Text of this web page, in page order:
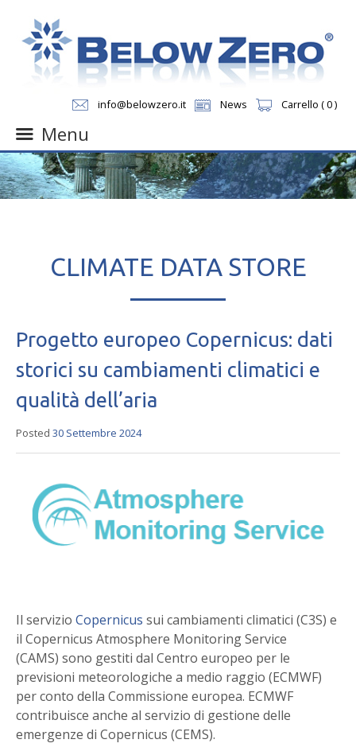
info@belowzero.it News Carrello ( 0 )
Menu
Skip
to
content
CLIMATE DATA STORE
Progetto europeo Copernicus: dati
storici su cambiamenti climatici e
qualità dell’aria
Posted 30 Settembre 2024
Il servizio Copernicus sui cambiamenti climatici (C3S) e
il Copernicus Atmosphere Monitoring Service
(CAMS) sono gestiti dal Centro europeo per le
previsioni meteorologiche a medio raggio (ECMWF)
per conto della Commissione europea. ECMWF
contribuisce anche al servizio di gestione delle
emergenze di Copernicus (CEMS).